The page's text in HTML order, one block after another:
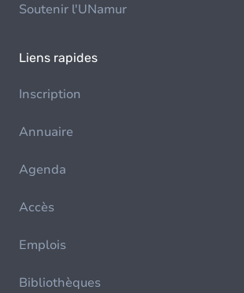
Soutenir l'UNamur
Liens rapides
Inscription
Annuaire
Agenda
Accès
Emplois
Bibliothèques